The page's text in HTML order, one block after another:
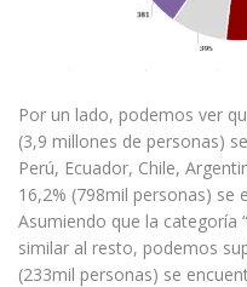
Por un lado, podemos ver
(3,9 millones de personas)
Perú, Ecuador, Chile,
16,2% (798mil personas) se
Asumiendo que la categoría
similar al resto, podemos
(233mil personas) se